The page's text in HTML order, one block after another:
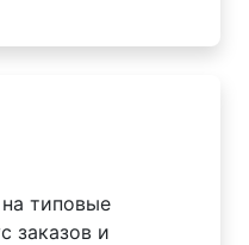
на типовые
заказов и